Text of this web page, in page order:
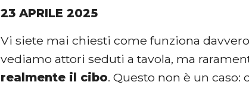
23 APRILE 2025
Vi siete mai chiesti come funziona
vediamo attori seduti a tavola, ma
realmente il cibo. Questo non è un